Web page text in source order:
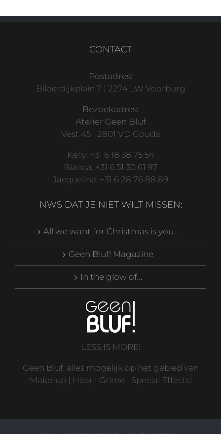
CONTACT
Postadres:
Bilderdijkplein 7 | 2274 LW Voorburg
Bezoekadres:
Atelier Geen Bluf
Vest 45 | 2801 VD Gouda
Kelly: +31 6 18 38 75 54
Bianca: +31 6 51 30 61 97
Jacqueline: +31 6 28 76 88 89
NWS DAT JE NIET WILT MISSEN:
All we want for Christmas is you…
Geen Bluf! Magazine
In the glow of…
LESS IS MORE!
Geen Bluf, alles mogelijk op het gebied van
Make-up | Haar | Grime | Special Effects!